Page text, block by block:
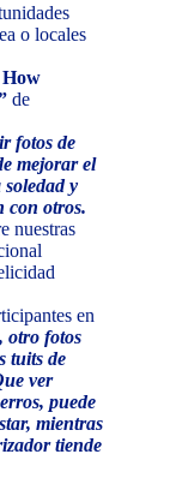
o locales
How
de
fotos de
mejorar el
y
con otros.
nuestras
en
otro fotos
tuits de
ver
puede
mientras
tiende